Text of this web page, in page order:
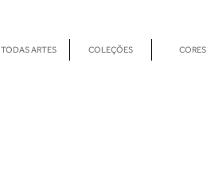
TODAS ARTES COLEÇÕES CORES